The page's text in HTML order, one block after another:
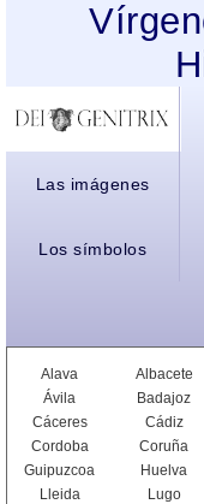
Las imágenes
Los símbolos
Alava Albacete
Ávila
Badajoz
Cáceres
Cádiz
Cordoba
Coruña
Guipuzcoa
Huelva
Lleida
Lugo